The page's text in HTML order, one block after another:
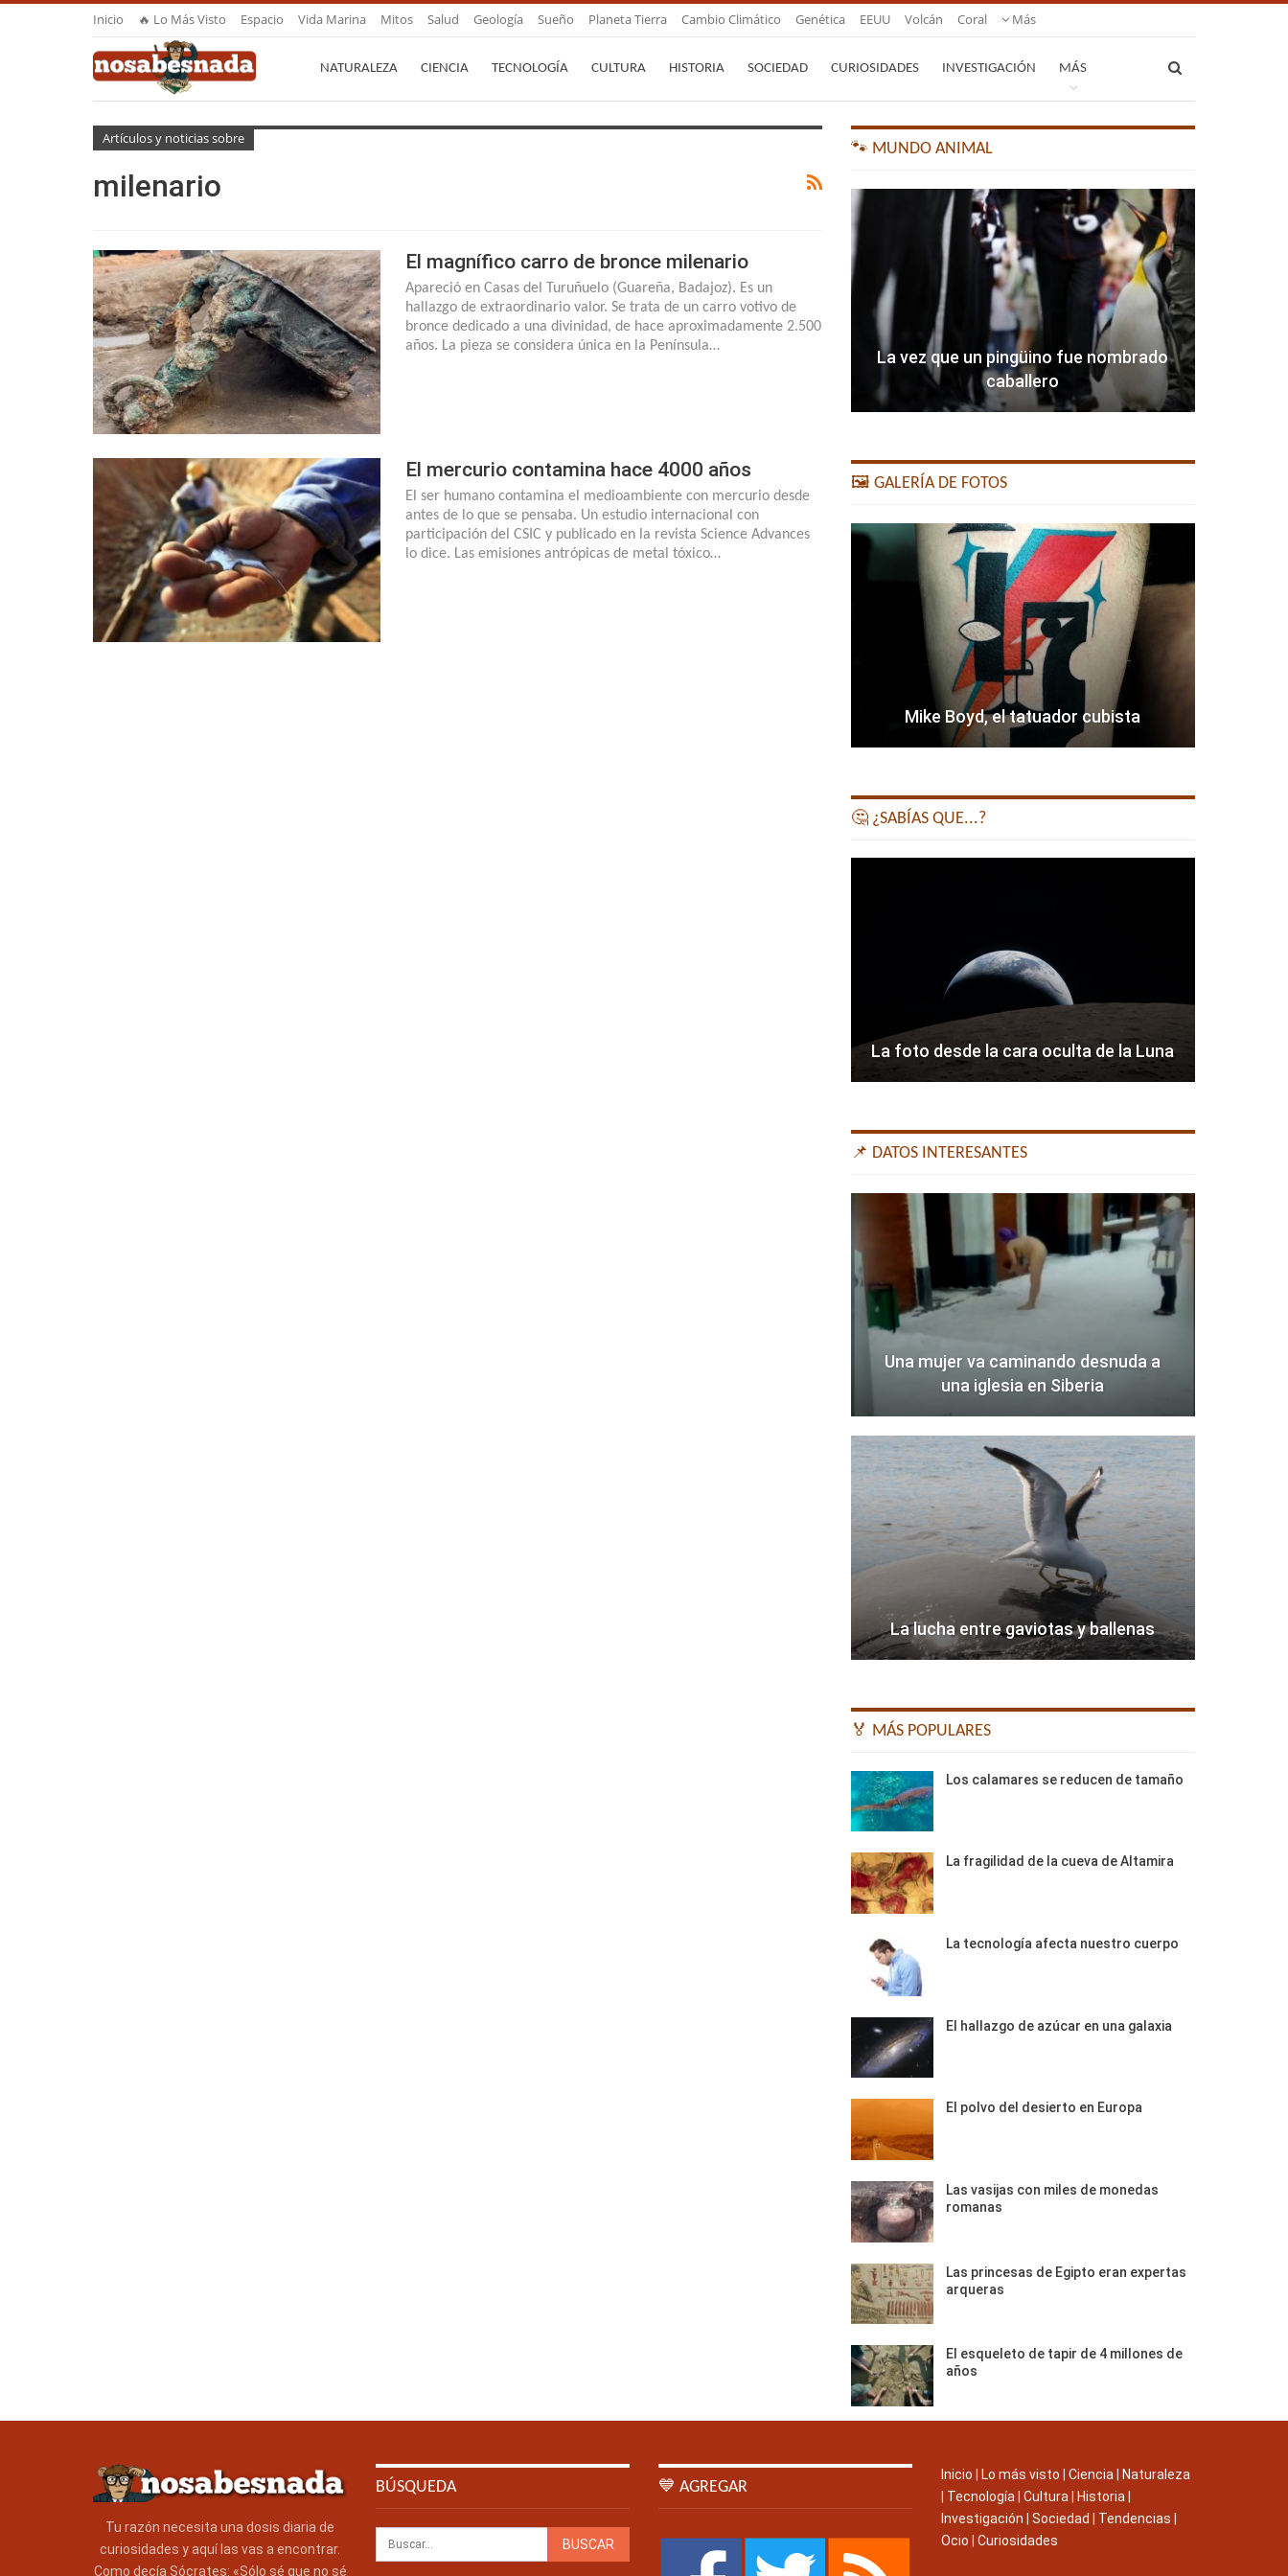
Inicio 🔥 Lo Más Visto Espacio Vida Marina Mitos Salud Geología Sueño Planeta Tierra Cambio Climático Genética EEUU Volcán Coral Más
NATURALEZA CIENCIA TECNOLOGÍA CULTURA HISTORIA SOCIEDAD CURIOSIDADES INVESTIGACIÓN MÁS
Artículos y noticias sobre
milenario
El magnífico carro de bronce milenario
Apareció en Casas del Turuñuelo (Guareña, Badajoz). Es un
hallazgo de extraordinario valor. Se trata de un carro votivo de
bronce dedicado a una divinidad, de hace aproximadamente 2.500
años. La pieza se considera única en la Península…
El mercurio contamina hace 4000 años
El ser humano contamina el medioambiente con mercurio desde
antes de lo que se pensaba. Un estudio internacional con
participación del CSIC y publicado en la revista Science Advances
lo dice. Las emisiones antrópicas de metal tóxico…
🐾 MUNDO ANIMAL
La vez que un pingüino fue nombrado
caballero
🖼️ GALERÍA DE FOTOS
Mike Boyd, el tatuador cubista
🤔 ¿SABÍAS QUE...?
La foto desde la cara oculta de la Luna
📌 DATOS INTERESANTES
Una mujer va caminando desnuda a
una iglesia en Siberia
La lucha entre gaviotas y ballenas
🏅 MÁS POPULARES
Los calamares se reducen de tamaño
La fragilidad de la cueva de Altamira
La tecnología afecta nuestro cuerpo
El hallazgo de azúcar en una galaxia
El polvo del desierto en Europa
Las vasijas con miles de monedas
romanas
Las princesas de Egipto eran expertas
arqueras
El esqueleto de tapir de 4 millones de
años
Tu razón necesita una dosis diaria de
curiosidades y aquí las vas a encontrar.
Como decía Sócrates: «Sólo sé que no sé
BÚSQUEDA 💙 AGREGAR
Inicio Lo más visto Ciencia
Naturaleza
Tecnología Cultura Historia
Investigación
Sociedad Tendencias
Ocio
Curiosidades